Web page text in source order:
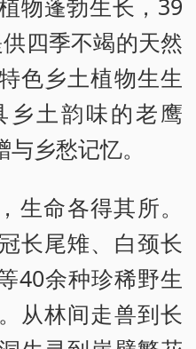
四季不竭的天然
色乡土植物生生
土韵味的老鹰
乡愁记忆。
生命各得其所。
长尾雉、白颈长
40余种珍稀野生
从林间走兽到长